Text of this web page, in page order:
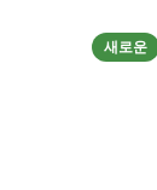
새로운